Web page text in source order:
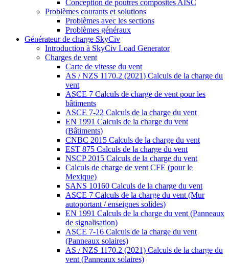
Conception de poutres composites AISC
Problèmes courants et solutions
Problèmes avec les sections
Problèmes généraux
Générateur de charge SkyCiv
Introduction à SkyCiv Load Generator
Charges de vent
Carte de vitesse du vent
AS / NZS 1170.2 (2021) Calculs de la charge du
vent
ASCE 7 Calculs de charge de vent pour les
bâtiments
ASCE 7-22 Calculs de la charge du vent
EN 1991 Calculs de la charge du vent
(Bâtiments)
CNBC 2015 Calculs de la charge du vent
EST 875 Calculs de la charge du vent
NSCP 2015 Calculs de la charge du vent
Calculs de charge de vent CFE (pour le
Mexique)
SANS 10160 Calculs de la charge du vent
ASCE 7 Calculs de la charge du vent (Mur
autoportant / enseignes solides)
EN 1991 Calculs de la charge du vent (Panneaux
de signalisation)
ASCE 7-16 Calculs de la charge du vent
(Panneaux solaires)
AS / NZS 1170.2 (2021) Calculs de la charge du
vent (Panneaux solaires)